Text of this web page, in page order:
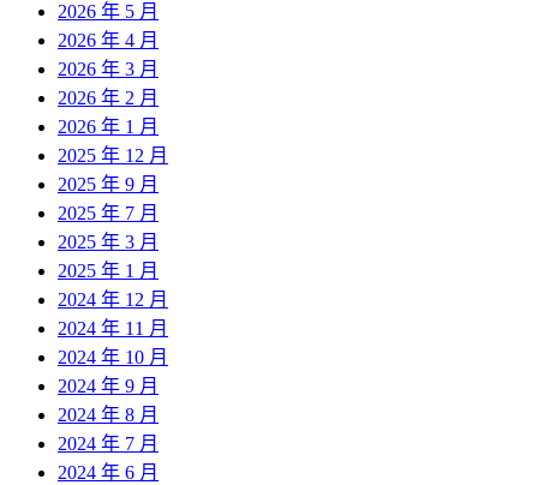
2026 年 5 月
2026 年 4 月
2026 年 3 月
2026 年 2 月
2026 年 1 月
2025 年 12 月
2025 年 9 月
2025 年 7 月
2025 年 3 月
2025 年 1 月
2024 年 12 月
2024 年 11 月
2024 年 10 月
2024 年 9 月
2024 年 8 月
2024 年 7 月
2024 年 6 月